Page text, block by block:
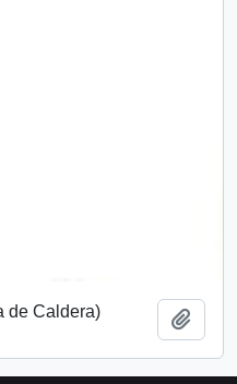
de Caldera)